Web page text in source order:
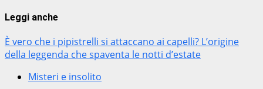
Leggi anche
È vero che i pipistrelli si attaccano ai capelli? L’origine
della leggenda che spaventa le notti d’estate
Misteri e insolito